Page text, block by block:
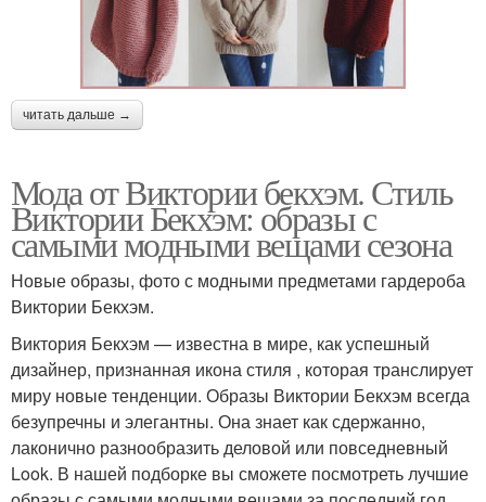
читать дальше →
Мода от Виктории бекхэм. Стиль
Виктории Бекхэм: образы с
самыми модными вещами сезона
Новые образы, фото с модными предметами гардероба
Виктории Бекхэм.
Виктория Бекхэм — известна в мире, как успешный
дизайнер, признанная икона стиля , которая транслирует
миру новые тенденции. Образы Виктории Бекхэм всегда
безупречны и элегантны. Она знает как сдержанно,
лаконично разнообразить деловой или повседневный
Look. В нашей подборке вы сможете посмотреть лучшие